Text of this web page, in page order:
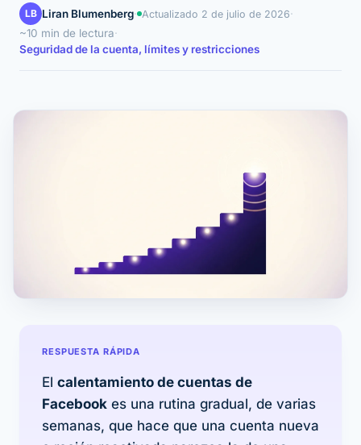
LB Liran Blumenberg· Actualizado 2 de julio de 2026·
~10 min de lectura·
Seguridad de la cuenta, límites y restricciones
RESPUESTA RÁPIDA
El calentamiento de cuentas de
Facebook es una rutina gradual, de varias
semanas, que hace que una cuenta nueva